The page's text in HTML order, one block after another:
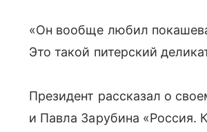
«Он вообще любил
Это такой питерский
Президент рассказал о
и Павла Зарубина «Россия.